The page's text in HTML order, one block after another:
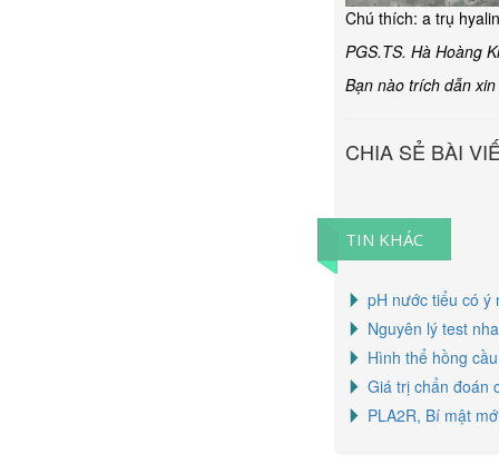
Chú thích: a trụ
PGS.TS. Hà Hoàng
Bạn nào trích dẫn
CHIA SẺ BÀI
TIN KHÁC
pH nước tiểu có ý
Nguyên lý test
Hình thể hồng
Giá trị chẩn đoán
PLA2R, Bí mật